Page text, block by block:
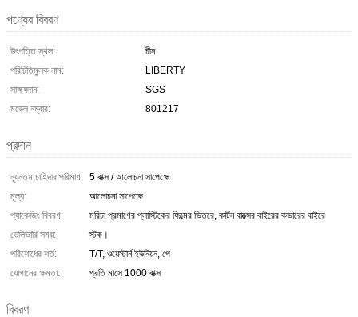
পণ্যের বিবরণ
উৎপত্তি স্থল:
চীন
পরিচিতিমুলক নাম:
LIBERTY
সাক্ষ্যদান:
SGS
মডেল নম্বার:
801217
প্রদান
ন্যূনতম চাহিদার পরিমাণ: 5 বাক্স / আলোচনা সাপেক্ষে
মূল্য:
আলোচনা সাপেক্ষে
প্যাকেজিং বিবরণ:
মরিচা প্রমাণের প্লাস্টিকের ফিল্মের ভিতরে, কার্টন বাক্সের বাইরের কভারের বাইরে
ডেলিভারি সময়:
স্টক।
পরিশোধের শর্ত:
T/T, ওয়েস্টার্ন ইউনিয়ন, পে
যোগানের ক্ষমতা:
প্রতি মাসে 1000 বাক্স
বিবরণ